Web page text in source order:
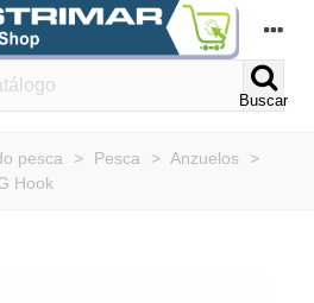
Buscar
pesca > Pesca > Anzuelos
>
Hook